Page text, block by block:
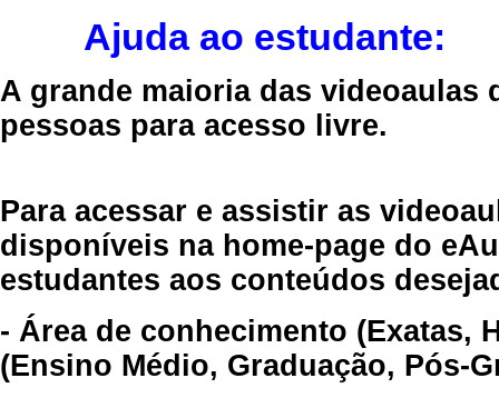
Ajuda ao estudante:
A grande maioria das videoaulas
pessoas para acesso livre.
Para acessar e assistir as
disponíveis na home-page do
estudantes aos conteúdos
- Área de conhecimento (Exatas,
(Ensino Médio, Graduação, Pós-